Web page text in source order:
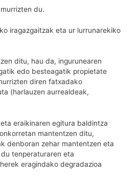
du.
iragazgaitzak eta ur lurrunarekiko
ditu, hau da, ingurunearen
edo besteagatik propietate
diren fatxadako
(harlauzen aurrealdeak,
eraikinaren egitura baldintza
mantentzen ditu,
denboran zehar mantentzen eta
tenperaturaren eta
eragindako degradazioa